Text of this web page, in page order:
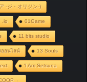
‐ジ・オリジン‐)
.io 01Game
11 bits studio
ออนไลน์ 13 Souls
‘I Am Setsuna
」